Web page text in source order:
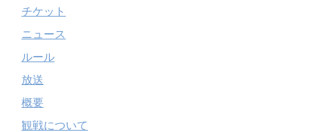
チケット
ニュース
ルール
放送
概要
観戦について